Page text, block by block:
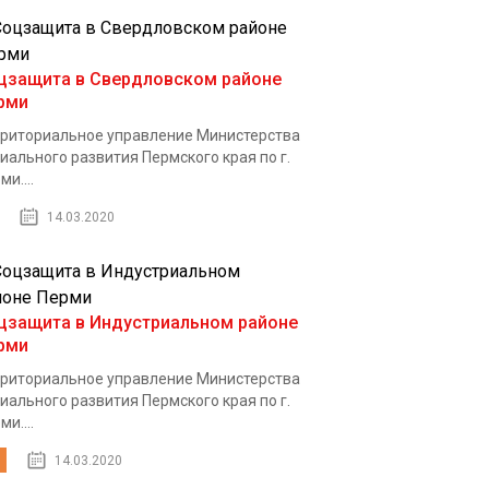
в Свердловском районе
управление Министерства
развития Пермского края по г.
14.03.2020
в Индустриальном районе
управление Министерства
развития Пермского края по г.
14.03.2020